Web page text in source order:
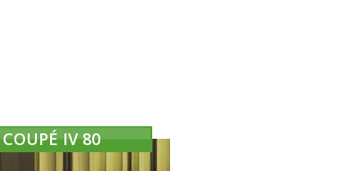
IV 80